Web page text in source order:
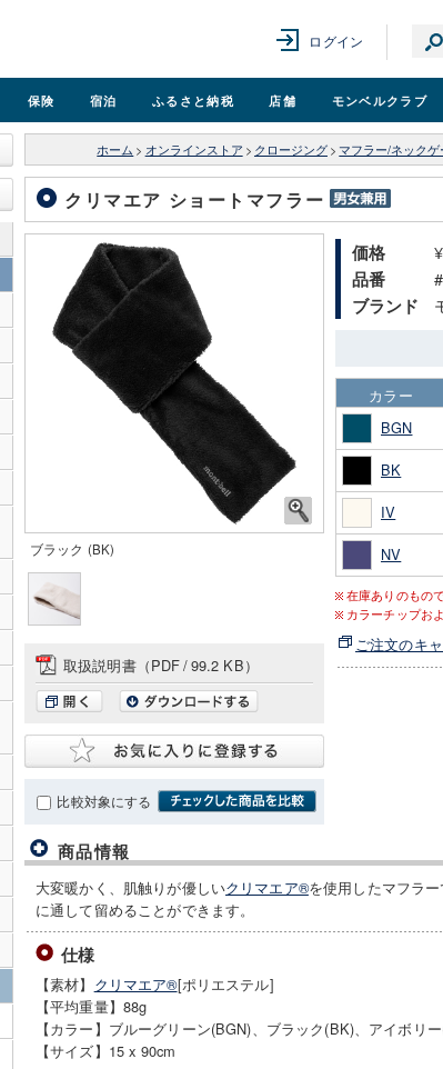
ログイン
保険 宿泊 ふるさと納税 店舗 モンベルクラブ
ホーム > オンラインストア > クロージング > マフラー/ネックゲ
クリマエア ショートマフラー
ブラック (BK)
取扱説明書（PDF/99.2 KB）
比較対象にする
価格
品番
ブランド
カラー
BGN
BK
IV
NV
在庫ありのもの
カラーチップお
ご注文のキ
商品情報
大変暖かく、肌触りが優しいクリマエア®を使用したマフラ
に通して留めることができます。
仕様
【素材】 クリマエア®[ポリエステル]
【平均重量】88g
【カラー】ブルーグリーン(BGN)、ブラック(BK)、アイボリ
【サイズ】15 x 90cm